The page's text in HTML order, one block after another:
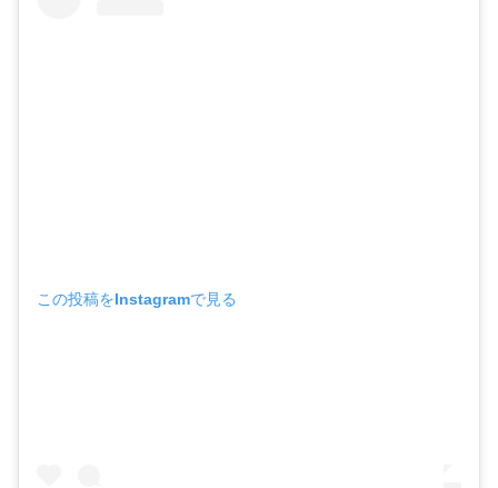
この投稿をInstagramで見る